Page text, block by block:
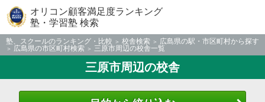
オリコン顧客満足度ランキング
塾・学習塾 検索
塾、スクールのランキング・比較 校舎検索
広島県の駅・市区町村から探す
広島県の市区町村検索
三原市周辺の校舎一覧
三原市周辺の校舎